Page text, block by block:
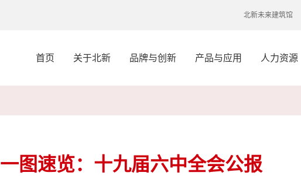
北新未来建筑馆
首页 关于北新 品牌与创新 产品与应用 人力资源
一图速览：十九届六中全会公报